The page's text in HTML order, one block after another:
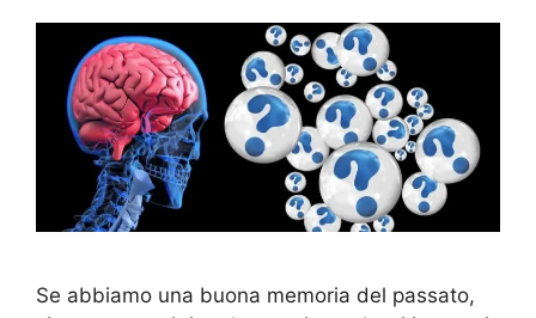
Se abbiamo una buona memoria del passato,